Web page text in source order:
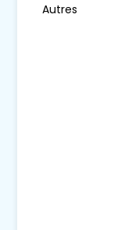
Autres